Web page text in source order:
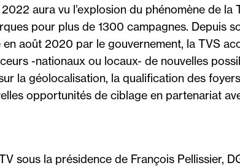
2022 aura vu l’explosion du phénomène de
pour plus de 1300 campagnes. Depuis
en août 2020 par le gouvernement, la TVS
-nationaux ou locaux- de nouvelles
la géolocalisation, la qualification des
opportunités de ciblage en partenariat
sous la présidence de François Pellissier,